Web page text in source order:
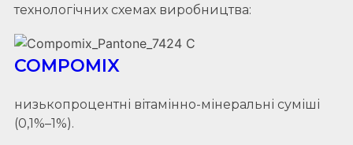
технологічних схемах виробництва:
COMPOMIX
низькопроцентні вітамінно-мінеральні суміші
(0,1%–1%).